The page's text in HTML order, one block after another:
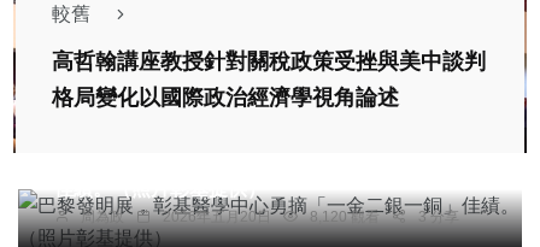
較舊
高哲翰講座教授針對關稅政策受挫與美中談判
格局變化以國際政治經濟學視角論述
社會 宗教 綜合新聞 健康 文教
周為政 2026年五月20日 8,120 觀看 3 分享
社會 綜合新聞 健康